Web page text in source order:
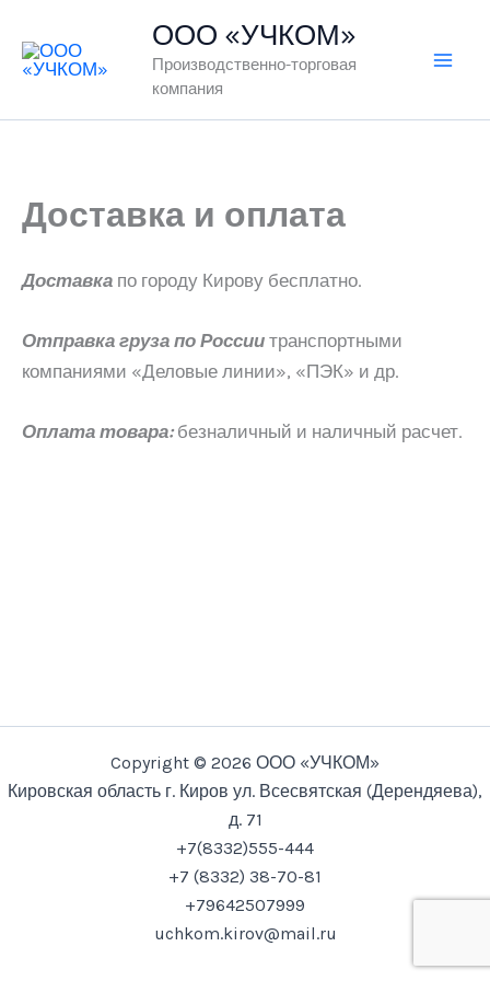
содержимому
ООО «УЧКОМ»
Производственно-торговая
компания
Доставка и оплата
Доставка по городу Кирову бесплатно.
Отправка груза по России транспортными
компаниями «Деловые линии», «ПЭК» и др.
Оплата товара:безналичный и наличный расчет.
Copyright © 2026 ООО «УЧКОМ»
Кировская область г. Киров ул. Всесвятская (Дерендяева),
д. 71
+7(8332)555-444
+7 (8332) 38-70-81
+79642507999
uchkom.kirov@mail.ru